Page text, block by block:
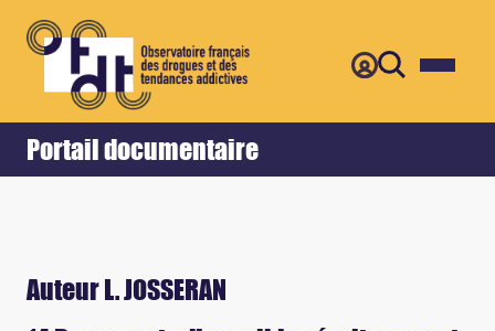
Portail documentaire
Accueil Retour
Auteur L. JOSSERAN